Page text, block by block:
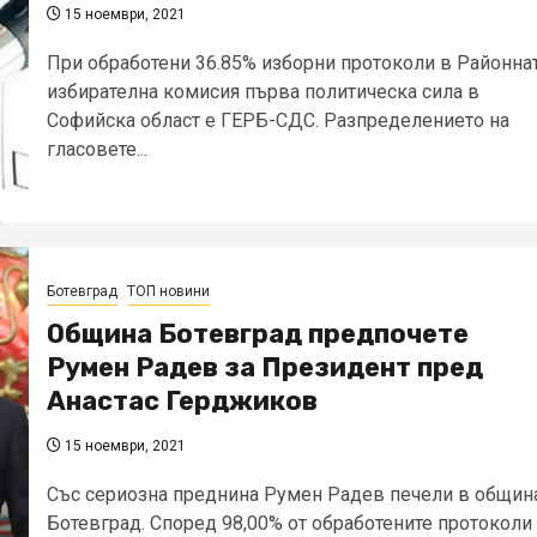
15 ноември, 2021
При обработени 36.85% изборни протоколи в
избирателна комисия първа политическа сила в
Софийска област е ГЕРБ-СДС. Разпределението на
гласовете...
Ботевград ТОП новини
Община Ботевград предпочете
Румен Радев за Президент пред
Анастас Герджиков
15 ноември, 2021
Със сериозна преднина Румен Радев печели в
Ботевград. Според 98,00% от обработените протоколи